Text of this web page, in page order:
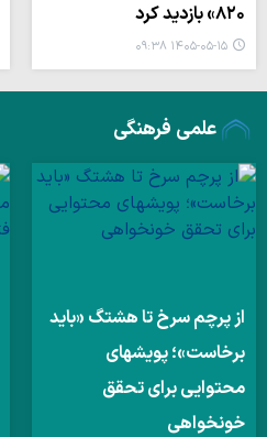
۸۲۰» بازدید کرد
۱۴۰۵-۰۵-۱۵ ۰۹:۳۸
علمی فرهنگی
از پرچم سرخ تا هشتگ «باید
برخاست»؛ پویشهای
محتوایی برای تحقق
خونخواهی